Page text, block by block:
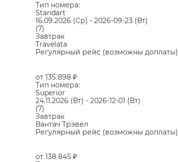
Тип номера:
Standart
16.09.2026 (Ср) - 2026-09-23 (Вт)
(7)
Завтрак
Travelata
Регулярный рейс (возможны доплаты)
от 135 898 ₽
Тип номера:
Superior
24.11.2026 (Вт) - 2026-12-01 (Вт)
(7)
Завтрак
Вантач Трэвел
Регулярный рейс (возможны доплаты)
от 138 845 ₽